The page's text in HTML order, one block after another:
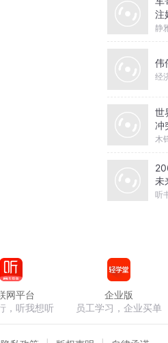
注
静
伟
经
世
冲
冲
木
未
听
网平台
，听我想听
企业版
员工学习，企业买单